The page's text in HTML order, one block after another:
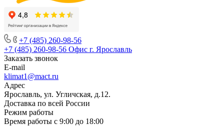
+7 (485) 260-98-56
+7 (485) 260-98-56 Офис г. Ярославль
Заказать звонок
E-mail
klimat1@mact.ru
Адрес
Ярославль, ул. Угличская, д.12.
Доставка по всей России
Режим работы
Время работы с 9:00 до 18:00